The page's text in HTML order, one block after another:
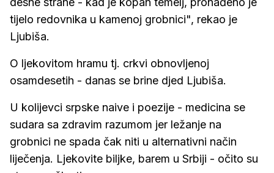
tijelo redovnika u kamenoj grobnici", rekao je
Ljubiša.
O ljekovitom hramu tj. crkvi obnovljenoj
osamdesetih - danas se brine djed Ljubiša.
U kolijevci srpske naive i poezije - medicina se
sudara sa zdravim razumom jer ležanje na
grobnici ne spada čak niti u alternativni način
liječenja. Ljekovite biljke, barem u Srbiji - očito su